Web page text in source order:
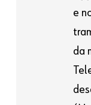
e
da